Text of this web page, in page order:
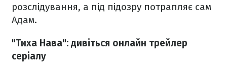
розслідування, а під підозру потрапляє сам
Адам.
"Тиха Нава": дивіться онлайн трейлер
серіалу